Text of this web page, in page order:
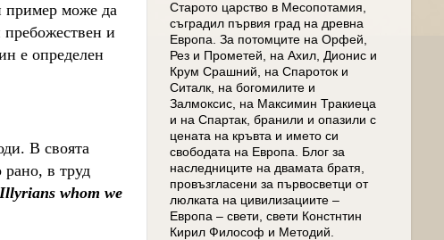
пример може да
пребожествен и
е определен
В своята
в труд
Illyrians whom we
Старото царство в Месопотамия,
съградил първия град на древна
Европа. За потомците на Орфей,
Рез и Прометей, на Ахил, Дионис и
Крум Срашний, на Спароток и
Ситалк, на богомилите и
Залмоксис, на Максимин Тракиеца
и на Спартак, бранили и опазили с
цената на кръвта и името си
свободата на Европа. Блог за
наследниците на двамата братя,
провъзгласени за първосветци от
люлката на цивилизациите –
Европа – свети, свети Констнтин
Кирил Философ и Методий.